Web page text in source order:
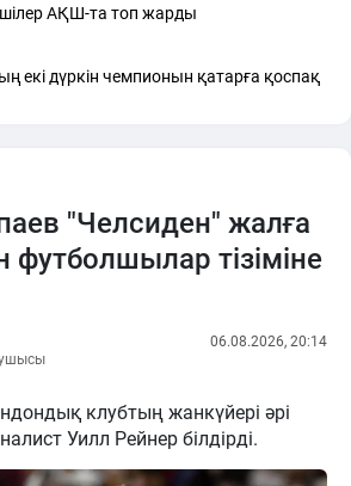
АҚШ-та топ жарды
екі дүркін чемпионын қатарға қоспақ
"Челсиден" жалға
футболшылар тізіміне
06.08.2026, 20:14
клубтың жанкүйері әрі
Уилл Рейнер білдірді.